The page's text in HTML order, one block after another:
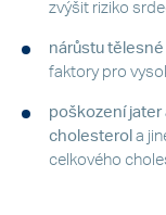
zvýšit riziko
nárůstu
faktory pro
poškození
cholesterol a
celkového